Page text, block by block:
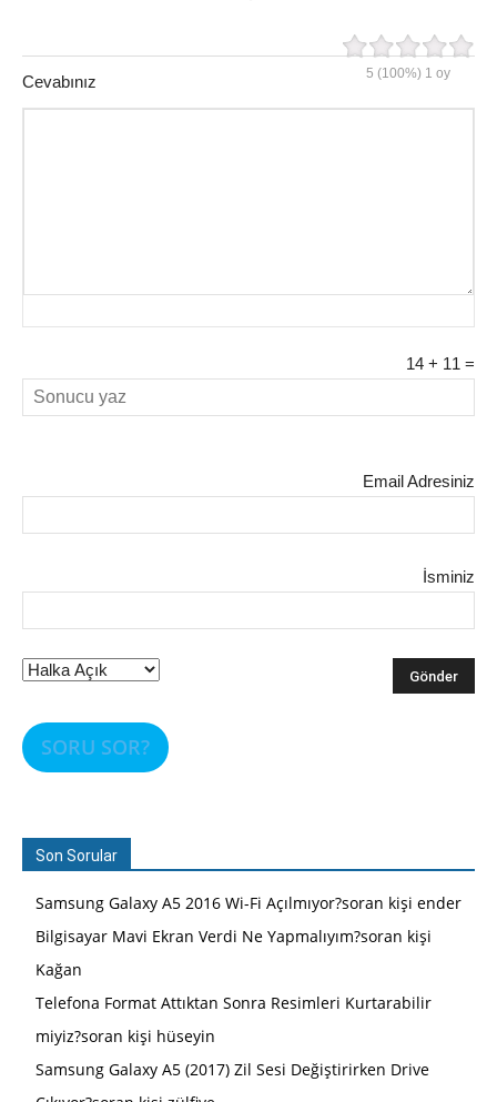
5 (100%) 1 oy
Cevabınız
14 + 11 =
Email Adresiniz
İsminiz
SORU SOR?
Son Sorular
Samsung Galaxy A5 2016 Wi-Fi Açılmıyor?soran kişi ender
Bilgisayar Mavi Ekran Verdi Ne Yapmalıyım?soran kişi
Kağan
Telefona Format Attıktan Sonra Resimleri Kurtarabilir
miyiz?soran kişi hüseyin
Samsung Galaxy A5 (2017) Zil Sesi Değiştirirken Drive